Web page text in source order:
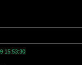
15:53:30